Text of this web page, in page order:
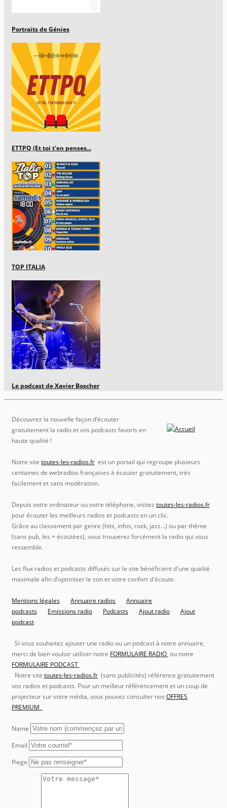
Portraits de Génies
ETTPQ (Et toi t'en penses...
TOP ITALIA
Le podcast de Xavier Boscher
Découvrez la nouvelle façon d’écouter
gratuitement la radio et vos podcasts favoris en
haute qualité !
Notre site toutes-les-radios.fr est un portail qui regroupe plusieurs
centaines de webradios françaises à écouter gratuitement, très
facilement et sans modération.
Depuis votre ordinateur ou votre téléphone, visitez toutes-les-radios.fr
pour écouter les meilleurs radios et podcasts en un clic.
Grâce au classement par genre (hits, infos, rock, jazz…) ou par thème
(sans pub, les + écoutées), vous trouverez forcément la radio qui vous
ressemble.
Les flux radios et podcasts diffusés sur le site bénéficient d'une qualité
maximale afin d’optimiser le son et votre confort d'écoute.
Mentions légales Annuaire radios
Annuaire
podcasts
Emissions radio Podcasts Ajout radio
Ajout
podcast
Si vous souhaitez ajouter une radio ou un podcast à notre annuaire,
merci de bien vouloir utiliser notre FORMULAIRE RADIO ou notre
FORMULAIRE PODCAST
Notre site toutes-les-radios.fr (sans publicités) référence gratuitement
vos radios et podcasts. Pour un meilleur référencement et un coup de
projecteur sur votre média, vous pouvez consulter nos OFFRES
PREMIUM
Name
Email
Piege